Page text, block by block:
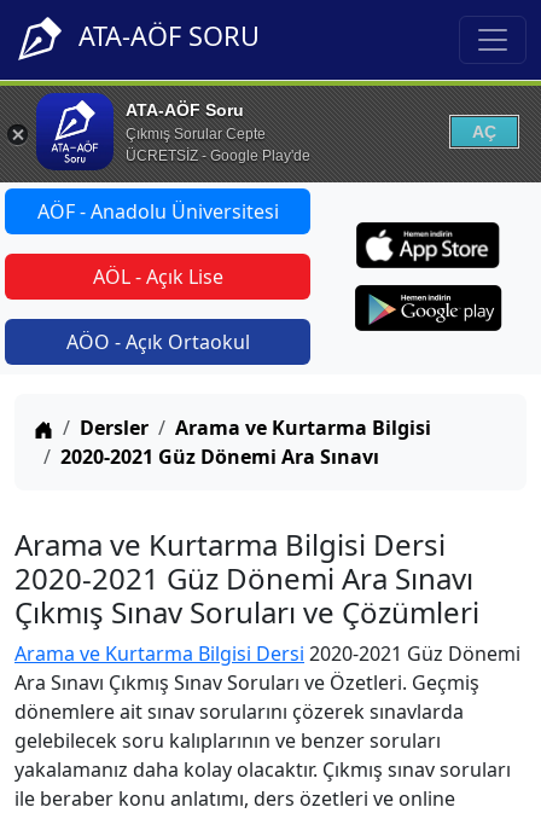
ATA-AÖF SORU
ATA-AÖF Soru
Çıkmış Sorular Cepte
ÜCRETSİZ - Google Play'de
AÇ
AÖF - Anadolu Üniversitesi
AÖL - Açık Lise
AÖO - Açık Ortaokul
Anasayfa
Dersler
Arama ve Kurtarma Bilgisi
2020-2021 Güz Dönemi Ara Sınavı
Arama ve Kurtarma Bilgisi Dersi
2020-2021 Güz Dönemi Ara Sınavı
Çıkmış Sınav Soruları ve Çözümleri
Arama ve Kurtarma Bilgisi Dersi 2020-2021 Güz Dönemi
Ara Sınavı Çıkmış Sınav Soruları ve Özetleri. Geçmiş
dönemlere ait sınav sorularını çözerek sınavlarda
gelebilecek soru kalıplarının ve benzer soruları
yakalamanız daha kolay olacaktır. Çıkmış sınav soruları
ile beraber konu anlatımı, ders özetleri ve online